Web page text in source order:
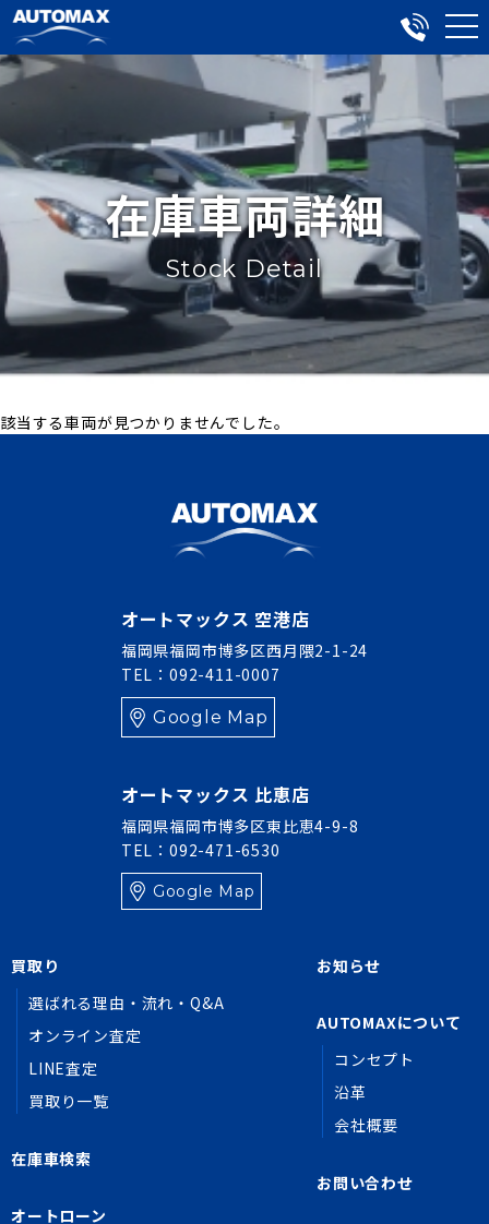
在庫車両詳細
Stock Detail
該当する車両が見つかりませんでした。
オートマックス 空港店
福岡県福岡市博多区西月隈2-1-24
TEL：092-411-0007
Google Map
オートマックス 比恵店
福岡県福岡市博多区東比恵4-9-8
TEL：092-471-6530
Google Map
買取り
選ばれる理由・流れ・Q&A
オンライン査定
LINE査定
買取り一覧
在庫車検索
オートローン
お知らせ
AUTOMAXについて
コンセプト
沿革
会社概要
お問い合わせ